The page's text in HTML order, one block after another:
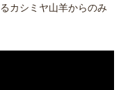
カシミヤ山羊からのみ